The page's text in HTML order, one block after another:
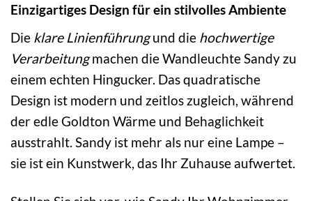
Einzigartiges Design für ein stilvolles Ambiente
Die klare Linienführungund die hochwertige
Verarbeitungmachen die Wandleuchte Sandy zu
einem echten Hingucker. Das quadratische
Design ist modern und zeitlos zugleich, während
der edle Goldton Wärme und Behaglichkeit
ausstrahlt. Sandy ist mehr als nur eine Lampe –
sie ist ein Kunstwerk, das Ihr Zuhause aufwertet.